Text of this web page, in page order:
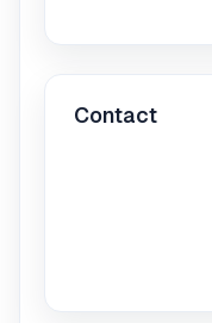
Contact